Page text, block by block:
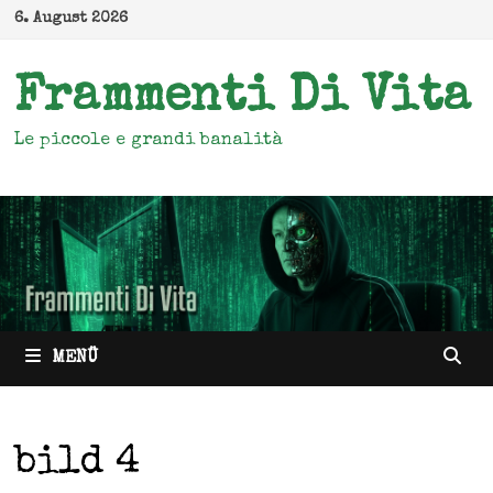
Zum
springen
6. August 2026
Frammenti Di Vita
Le piccole e grandi banalità
MENÜ
bild 4